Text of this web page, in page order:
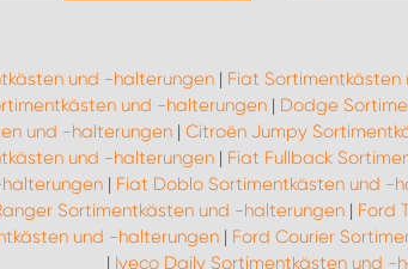
und -halterungen| Fiat
und -halterungen | Dodge
und -halterungen| Citroën Jumpy
und -halterungen | Fiat Fullback
| Fiat Doblo Sortimentkästen und -
Sortimentkästen und -halterungen | Ford
und -halterungen | Ford Courier
| Iveco Daily Sortimentkästen und -